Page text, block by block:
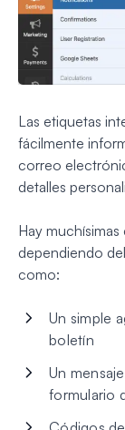
Las etiquetas
fácilmente
correo
detalles
Hay
dependiendo
como:
Un simple
boletín
Un
formulario